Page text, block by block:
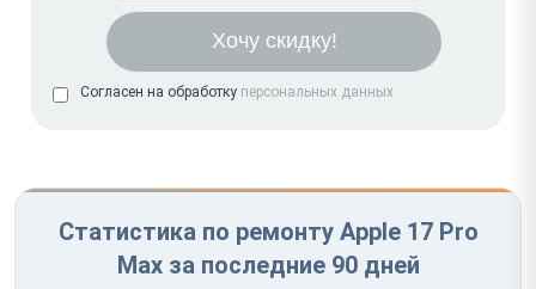
Согласен на обработку персональных данных
Статистика по ремонту Apple 17 Pro
Max за последние 90 дней